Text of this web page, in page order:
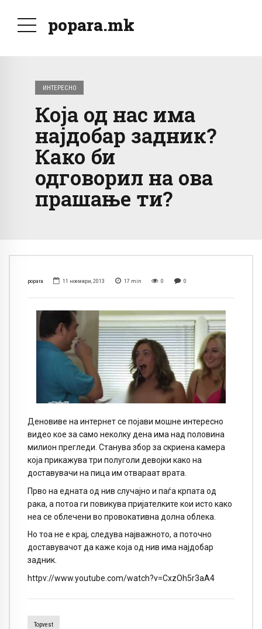
popara.mk
ИНТЕРЕСНО
Која од нас има
најдобар задник?
Како би
одговорил на ова
прашање ти?
popara 11 ноември, 2013 17 min 0 0
Деновиве на интернет се појави мошне интересно
видео кое за само неколку дена има над половина
милион прегледи. Станува збор за скриена камера
која прикажува три полуголи девојки како на
доставувачи на пица им отвараат врата.
Прво на едната од нив случајно и паѓа крпата од
рака, а потоа ги повикува пријателките кои исто како
неа се облечени во провокативна долна облека.
Но тоа не е крај, следува најважното, а поточно
доставувачот да каже која од нив има најдобар
задник.
httpv://www.youtube.com/watch?v=CxzOh5r3aA4
Topvest